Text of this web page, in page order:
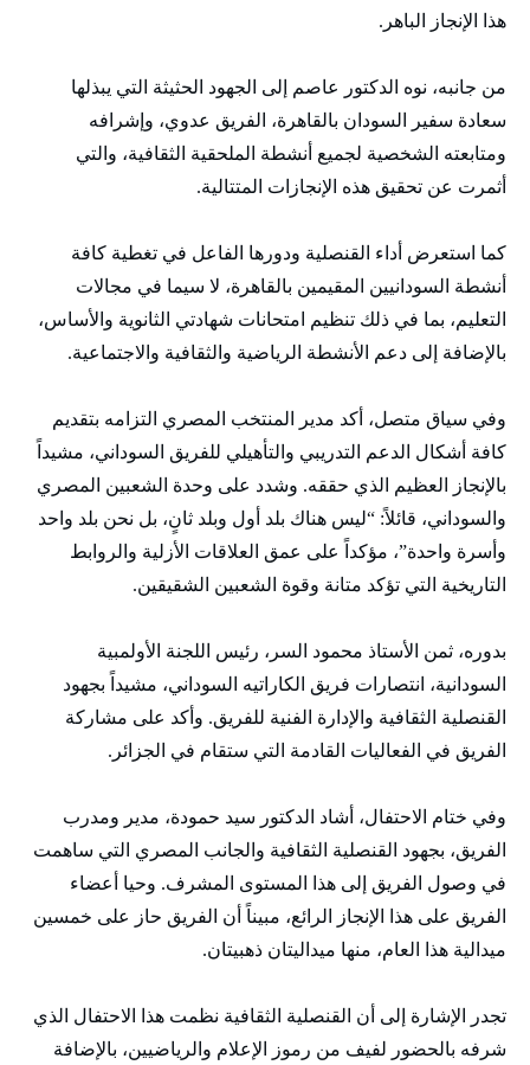
هذا الإنجاز الباهر.
من جانبه، نوه الدكتور عاصم إلى الجهود الحثيثة التي يبذلها
سعادة سفير السودان بالقاهرة، الفريق عدوي، وإشرافه
ومتابعته الشخصية لجميع أنشطة الملحقية الثقافية، والتي
أثمرت عن تحقيق هذه الإنجازات المتتالية.
كما استعرض أداء القنصلية ودورها الفاعل في تغطية كافة
أنشطة السودانيين المقيمين بالقاهرة، لا سيما في مجالات
التعليم، بما في ذلك تنظيم امتحانات شهادتي الثانوية والأساس،
بالإضافة إلى دعم الأنشطة الرياضية والثقافية والاجتماعية.
وفي سياق متصل، أكد مدير المنتخب المصري التزامه بتقديم
كافة أشكال الدعم التدريبي والتأهيلي للفريق السوداني، مشيداً
بالإنجاز العظيم الذي حققه. وشدد على وحدة الشعبين المصري
والسوداني، قائلاً: “ليس هناك بلد أول وبلد ثانٍ، بل نحن بلد واحد
وأسرة واحدة”، مؤكداً على عمق العلاقات الأزلية والروابط
التاريخية التي تؤكد متانة وقوة الشعبين الشقيقين.
بدوره، ثمن الأستاذ محمود السر، رئيس اللجنة الأولمبية
السودانية، انتصارات فريق الكاراتيه السوداني، مشيداً بجهود
القنصلية الثقافية والإدارة الفنية للفريق. وأكد على مشاركة
الفريق في الفعاليات القادمة التي ستقام في الجزائر.
وفي ختام الاحتفال، أشاد الدكتور سيد حمودة، مدير ومدرب
الفريق، بجهود القنصلية الثقافية والجانب المصري التي ساهمت
في وصول الفريق إلى هذا المستوى المشرف. وحيا أعضاء
الفريق على هذا الإنجاز الرائع، مبيناً أن الفريق حاز على خمسين
ميدالية هذا العام، منها ميداليتان ذهبيتان.
تجدر الإشارة إلى أن القنصلية الثقافية نظمت هذا الاحتفال الذي
شرفه بالحضور لفيف من رموز الإعلام والرياضيين، بالإضافة